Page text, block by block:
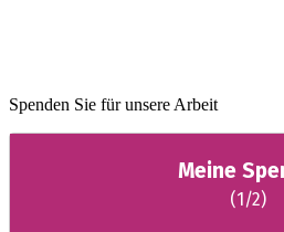
Spenden Sie für unsere Arbeit